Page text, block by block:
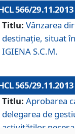
566/29.11.2013
Titlu: Vânzarea
destinaţie, situat
IGIENA S.C.M.
565/29.11.2013
Titlu: Aprobarea
delegarea de
activităţilor